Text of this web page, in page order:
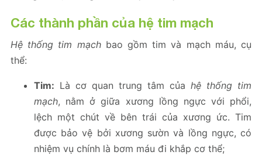
Các thành phần của hệ tim mạch
Hệ thống tim mạchbao gồm tim và mạch máu, cụ
thể:
Tim: Là cơ quan trung tâm của hệ thống tim
mạch, nằm ở giữa xương lồng ngực với phổi,
lệch một chút về bên trái của xương ức. Tim
được bảo vệ bởi xương sườn và lồng ngực, có
nhiệm vụ chính là bơm máu đi khắp cơ thể;